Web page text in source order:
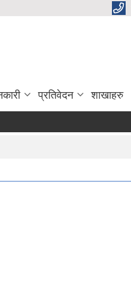
प्रतिवेदन शाखाहरु